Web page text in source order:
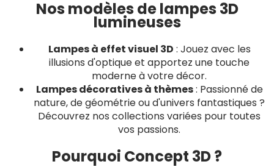
Nos modèles de lampes 3D
lumineuses
Lampes à effet visuel 3D : Jouez avec les
illusions d'optique et apportez une touche
moderne à votre décor.
Lampes décoratives à thèmes: Passionné de
nature, de géométrie ou d'univers fantastiques ?
Découvrez nos collections variées pour toutes
vos passions.
Pourquoi Concept 3D ?